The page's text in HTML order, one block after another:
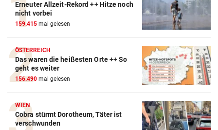
Erneuter Allzeit-Rekord ++ Hitze noch
nicht vorbei
159.415 mal gelesen
ÖSTERREICH
Das waren die heißesten Orte ++ So
geht es weiter
156.490 mal gelesen
WIEN
Cobra stürmt Dorotheum, Täter ist
verschwunden